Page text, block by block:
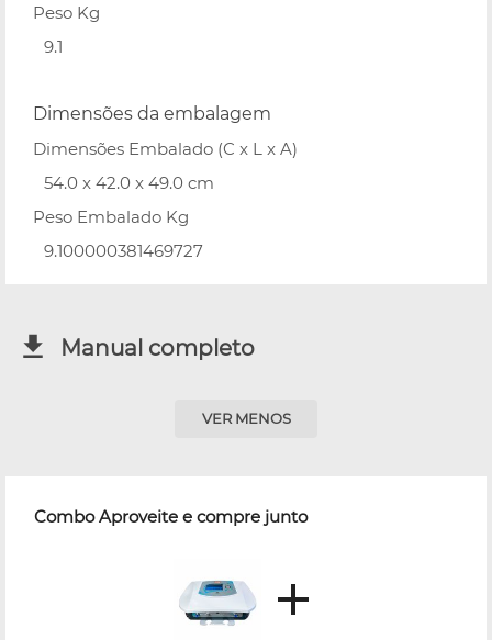
Peso Kg
9.1
Dimensões da embalagem
Dimensões Embalado (C x L x A)
54.0 x 42.0 x 49.0 cm
Peso Embalado Kg
9.100000381469727
Manual completo
VER MENOS
Combo Aproveite e compre junto